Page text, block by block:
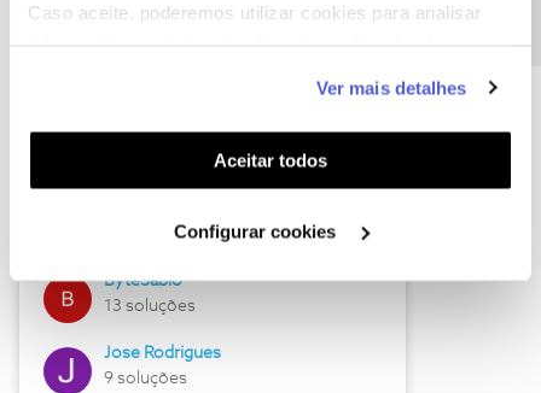
Caso aceite, poderemos utilizar cookies para analisar
funcionalidades (cookies de personalização e
funcionalidade) e adaptar anúncios aos seus interesses
(cookies de publicidade personalizada). Pode gerir a
utilização dos cookies clicando em "Configurar
Ver mais detalhes
Aceitar todos
Configurar cookies
Hall of Fame de julho
17 soluções
ByteSábio
13 soluções
Jose Rodrigues
9 soluções